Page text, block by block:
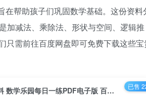
帮助孩子们巩固数学基础。这份资料
加减法、乘除法、形状与空间、逻辑推
只需前往百度网盘即可免费下载这些宝
幼小启蒙数学练习题资料 数学乐园每日一练PDF电子版 百度网盘下载 已售